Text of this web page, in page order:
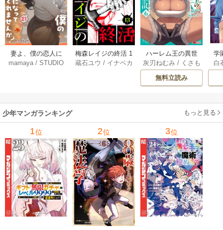
妻よ、僕の恋人に
なってくれません
mamaya/STUDIO
梅森レイジの終活 1
3巻
蔵石ユウ / イナベカ
ハーレム王の異世
界プレス漫遊記 ～
最強無双のおじさ
んはあらゆる種族
ミック） 6巻
灰刃ねむみ / くさも
ち
無料立読み
学
ア
（
白
少年マンガランキング もっと見る
1位 2位 3位